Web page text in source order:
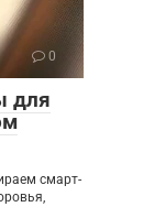
0
для
смарт-